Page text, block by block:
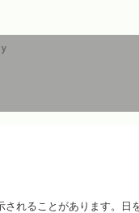
れることがあります。日